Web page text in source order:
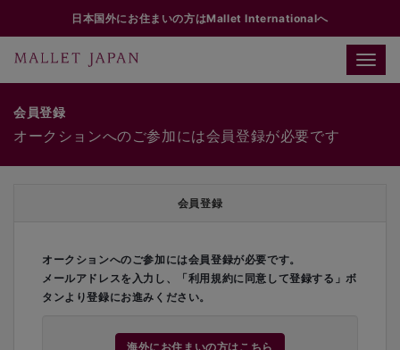
日本国外にお住まいの方はMallet Internationalへ
Toggle
会員登録
オークションへのご参加には会員登録が必要です
会員登録
オークションへのご参加には会員登録が必要です。
メールアドレスを入力し、「利用規約に同意して登録する」ボ
タンより登録にお進みください。
海外にお住まいの方はこちら